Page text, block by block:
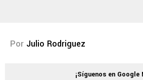
Por Julio Rodriguez
¡Síguenos en Google